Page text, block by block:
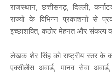
राजस्थान, छत्तीसगढ़, दिल्ली,
राज्यों के विभिन्न प्रकाशनों से
इच्छाशक्ति, कठोर मेहनत और संकल्प
लेखक शेर सिंह को राष्ट्रीय स्तर के
एक्सीलेंस अवार्ड, मानव सेवा